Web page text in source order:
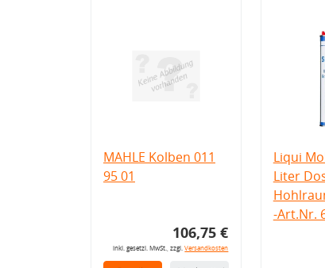
MAHLE Kolben 011
95 01
106,75 €
inkl. gesetzl. MwSt., zzgl.Versandkosten
Liqui
Liter
-Art.Nr.